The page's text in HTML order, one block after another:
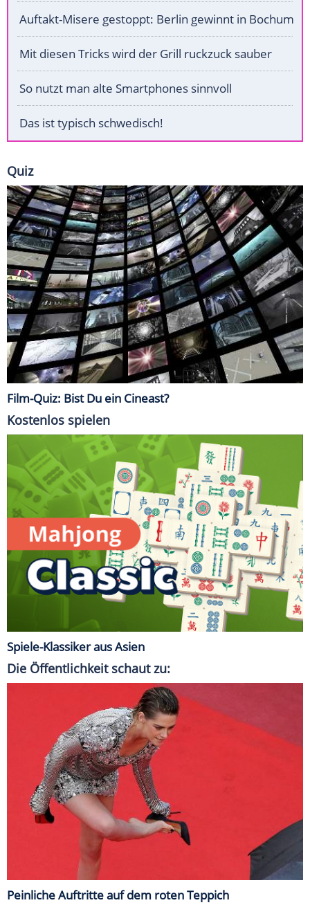
Auftakt-Misere gestoppt: Berlin gewinnt in Bochum
Mit diesen Tricks wird der Grill ruckzuck sauber
So nutzt man alte Smartphones sinnvoll
Das ist typisch schwedisch!
Quiz
Film-Quiz: Bist Du ein Cineast?
Kostenlos spielen
Spiele-Klassiker aus Asien
Die Öffentlichkeit schaut zu:
Peinliche Auftritte auf dem roten Teppich